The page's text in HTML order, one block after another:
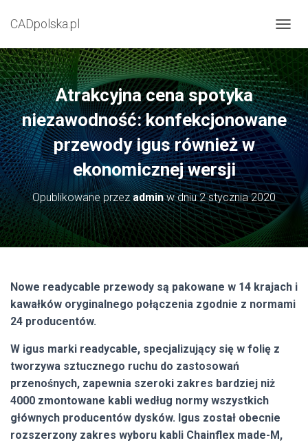
CADpolska.pl
R
E
Ł
Ą
C
Z
N
A
W
I
G
A
C
Ę
Atrakcyjna cena spotyka
niezawodność: konfekcjonowane
przewody igus również w
ekonomicznej wersji
Opublikowane przezadminw dniu2 stycznia 2020
Nowe readycable przewody są pakowane w 14 krajach i
kawałków oryginalnego połączenia zgodnie z normami
24 producentów.
W igus marki readycable, specjalizujący się w folię z
tworzywa sztucznego ruchu do zastosowań
przenośnych, zapewnia szeroki zakres bardziej niż
4000 zmontowane kabli według normy wszystkich
głównych producentów dysków. Igus został obecnie
rozszerzony zakres wyboru kabli Chainflex made-M,